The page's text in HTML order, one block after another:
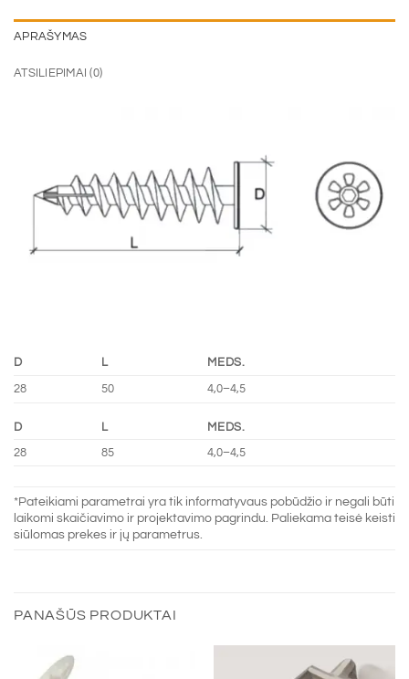
APRAŠYMAS
ATSILIEPIMAI (0)
D L MEDS.
28 50 4,0–4,5
D L
MEDS.
28
85 4,0–4,5
*Pateikiami parametrai yra tik informatyvaus pobūdžio ir negali būti
laikomi skaičiavimo ir projektavimo pagrindu. Paliekama teisė keisti
siūlomas prekes ir jų parametrus.
PANAŠŪS PRODUKTAI